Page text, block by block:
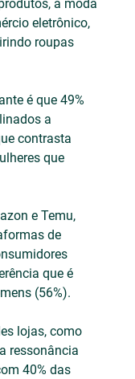
a moda
eletrônico,
roupas
é que 49%
a
contrasta
que
e Temu,
de
que é
(56%).
lojas, como
ressonância
40% das